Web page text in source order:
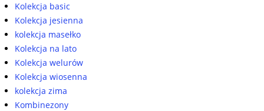
Kolekcja basic
Kolekcja jesienna
kolekcja masełko
Kolekcja na lato
Kolekcja welurów
Kolekcja wiosenna
kolekcja zima
Kombinezony